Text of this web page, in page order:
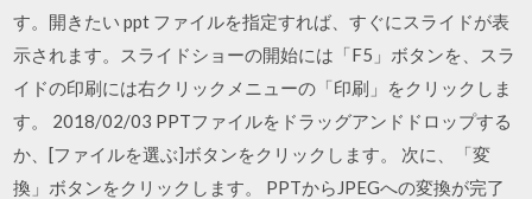
す。開きたい ppt ファイルを指定すれば、すぐにスライドが表
示されます。スライドショーの開始には「F5」ボタンを、スラ
イドの印刷には右クリックメニューの「印刷」をクリックしま
す。 2018/02/03 PPTファイルをドラッグアンドドロップする
か、[ファイルを選ぶ]ボタンをクリックします。 次に、「変
換」ボタンをクリックします。 PPTからJPEGへの変換が完了